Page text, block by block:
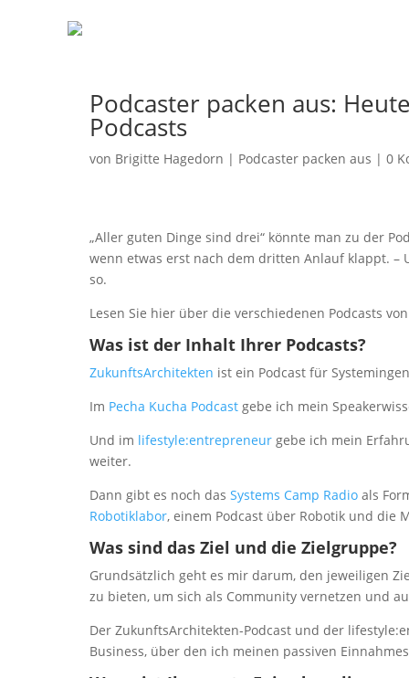
Podcaster packen aus:
Podcasts
von Brigitte Hagedorn | Podcaster packen aus | 0
„Aller guten Dinge sind drei“ könnte man zu der
wenn etwas erst nach dem dritten Anlauf klappt. –
so.
Lesen Sie hier über die verschiedenen Podcasts
Was ist der Inhalt Ihrer Podcasts?
ZukunftsArchitekten ist ein Podcast für
Im Pecha Kucha Podcast gebe ich mein
Und im lifestyle:entrepreneur gebe ich mein
weiter.
Dann gibt es noch das Systems Camp Radio als
Robotiklabor, einem Podcast über Robotik und die
Was sind das Ziel und die Zielgruppe?
Grundsätzlich geht es mir darum, den jeweiligen
zu bieten, um sich als Community vernetzen und
Der ZukunftsArchitekten-Podcast und der
Business, über den ich meinen passiven